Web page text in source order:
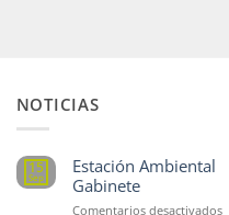
NOTICIAS
15
Sep
Estación Ambiental
Gabinete
Comentarios desactivadosen